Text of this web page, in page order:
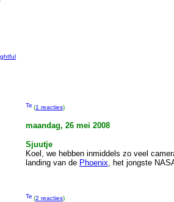
(1 reacties)
maandag, 26 mei 2008
Sjuutje
Koel, we hebben inmiddels zo veel
landing van de Phoenix, het jongste
(2 reacties)